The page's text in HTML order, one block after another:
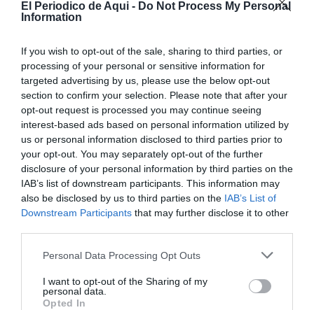
El Periodico de Aqui - Do Not Process My Personal
Information
If you wish to opt-out of the sale, sharing to third parties, or
processing of your personal or sensitive information for
targeted advertising by us, please use the below opt-out
section to confirm your selection. Please note that after your
opt-out request is processed you may continue seeing
interest-based ads based on personal information utilized by
us or personal information disclosed to third parties prior to
your opt-out. You may separately opt-out of the further
disclosure of your personal information by third parties on the
IAB’s list of downstream participants. This information may
also be disclosed by us to third parties on the IAB’s List of
Downstream Participants that may further disclose it to other
Personal Data Processing Opt Outs
I want to opt-out of the Sharing of my
personal data.
Opted In
setmanes diferents actuacions d’adequació i millora a les
seues platges amb l’objectiu que veïnat i visitants puguen
gaudir del litoral durant les pròximes festes de Setmana
Santa i Pasqua.
Cal recordar que, el recent temporal Harry va provocar
importants desperfectes al litoral, afectant greument l’estat
de l’arena i de les infraestructures costaneres. Davant
aquesta situació, i davant la manca d’actuacions
immediates per part de l’administració competent en
matèria de costes, el consistori ha hagut d’actuar amb
mitjans propis per a condicionar les platges.
En aquest sentit, la regidora de Platges, M. José Esteban, ha
assenyalat que “tot i que des de Costes es va anunciar la
realització d’obres d’emergència, aquestes encara no s’han
materialitzat, fet que ha obligat l’ajuntament a assumir